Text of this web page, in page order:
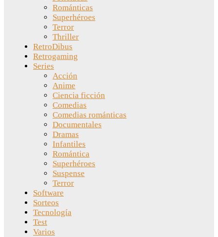
Románticas
Superhéroes
Terror
Thriller
RetroDibus
Retrogaming
Series
Acción
Anime
Ciencia ficción
Comedias
Comedias románticas
Documentales
Dramas
Infantiles
Romántica
Superhéroes
Suspense
Terror
Software
Sorteos
Tecnología
Test
Varios